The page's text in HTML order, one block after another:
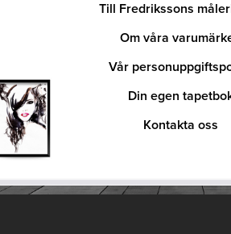
Till Fredrikssons
Om våra
Vår
Din egen
Kontakta oss